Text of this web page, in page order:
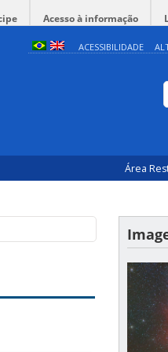
Acesso à informação
ACESSIBILIDADE
Área